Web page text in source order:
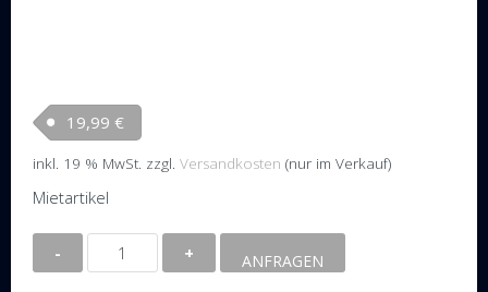
19,99 €
inkl. 19 % MwSt. zzgl. Versandkosten (nur im Verkauf)
Mietartikel
Subwoofer
Audio
ANFRAGEN